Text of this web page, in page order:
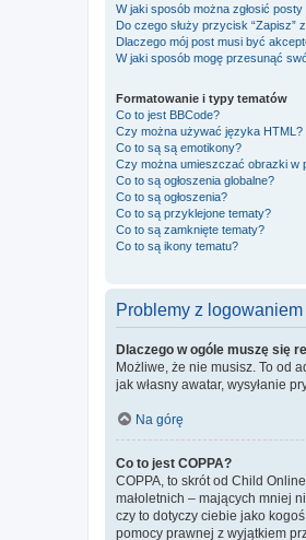
W jaki sposób można zgłosić
Do czego służy przycisk “Zapisz”
Dlaczego mój post musi być
W jaki sposób mogę przesunąć
Formatowanie i typy tematów
Co to jest BBCode?
Czy można używać języka HTML?
Co to są są emotikony?
Czy można umieszczać obrazki w
Co to są ogłoszenia globalne?
Co to są ogłoszenia?
Co to są przyklejone tematy?
Co to są zamknięte tematy?
Co to są ikony tematu?
Problemy z
Dlaczego w ogóle muszę się
Możliwe, że nie musisz. To od
jak własny awatar, wysyłanie
Na górę
Co to jest COPPA?
COPPA, to skrót od Child
małoletnich – mających mniej
czy to dotyczy ciebie jako
pomocy prawnej z wyjątkiem